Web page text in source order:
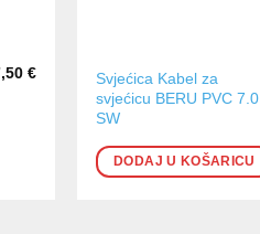
€
Svjećica Kabel za
svjećicu BERU PVC 7.0
SW
DODAJ U KOŠARICU